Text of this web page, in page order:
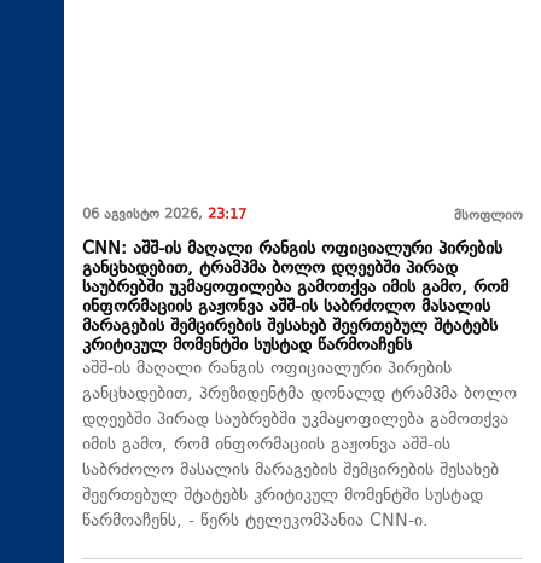
06 აგვისტო 2026, 23:17 მსოფლიო
CNN: აშშ-ის მაღალი რანგის ოფიციალური პირების
განცხადებით, ტრამპმა ბოლო დღეებში პირად
საუბრებში უკმაყოფილება გამოთქვა იმის გამო, რომ
ინფორმაციის გაჟონვა აშშ-ის საბრძოლო მასალის
მარაგების შემცირების შესახებ შეერთებულ შტატებს
კრიტიკულ მომენტში სუსტად წარმოაჩენს
აშშ-ის მაღალი რანგის ოფიციალური პირების
განცხადებით, პრეზიდენტმა დონალდ ტრამპმა ბოლო
დღეებში პირად საუბრებში უკმაყოფილება გამოთქვა
იმის გამო, რომ ინფორმაციის გაჟონვა აშშ-ის
საბრძოლო მასალის მარაგების შემცირების შესახებ
შეერთებულ შტატებს კრიტიკულ მომენტში სუსტად
წარმოაჩენს, - წერს ტელეკომპანია CNN-ი.